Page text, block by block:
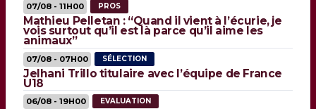
07/08 - 11H00 PROS
Mathieu Pelletan : “Quand il vient à l’écurie, je
vois surtout qu’il est là parce qu’il aime les
animaux”
07/08 - 07H00 SÉLECTION
Jelhani Trillo titulaire avec l’équipe de France
U18
06/08 - 19H00 EVALUATION